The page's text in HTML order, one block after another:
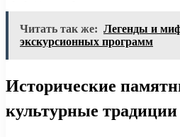
Читать так же: Легенды и
экскурсионных программ
Исторические
культурные традиции